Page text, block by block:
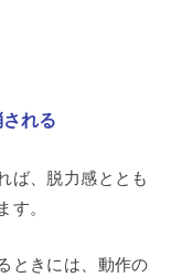
れる
ば、脱力感ととも
。
ときには、動作の